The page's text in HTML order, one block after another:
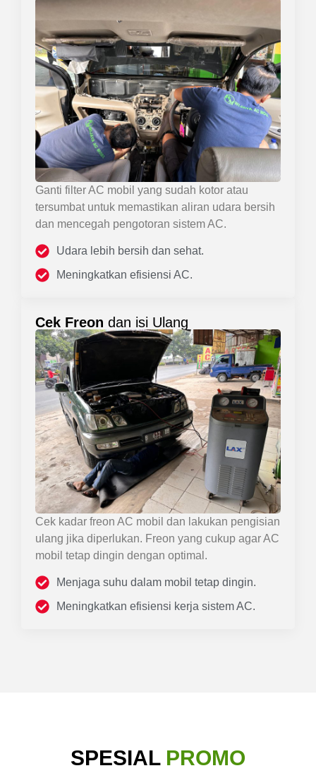
Ganti filter AC mobil yang sudah kotor atau
tersumbat untuk memastikan aliran udara bersih
dan mencegah pengotoran sistem AC.
Udara lebih bersih dan sehat.
Meningkatkan efisiensi AC.
Cek Freon dan isi Ulang
Cek kadar freon AC mobil dan lakukan pengisian
ulang jika diperlukan. Freon yang cukup agar AC
mobil tetap dingin dengan optimal.
Menjaga suhu dalam mobil tetap dingin.
Meningkatkan efisiensi kerja sistem AC.
SPESIAL PROMO